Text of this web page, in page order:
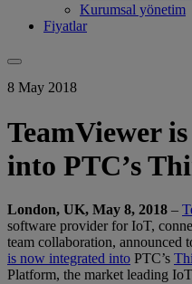
Kurumsal yönetim
Fiyatlar
8 May 2018
TeamViewer
into PTC’s
London, UK, May 8, 2018 –
software provider for IoT,
team collaboration, announced
is now integrated into PTC’s
Platform, the market leading